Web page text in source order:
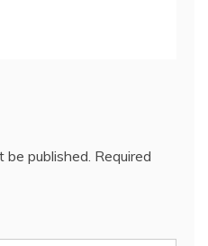
be published. Required